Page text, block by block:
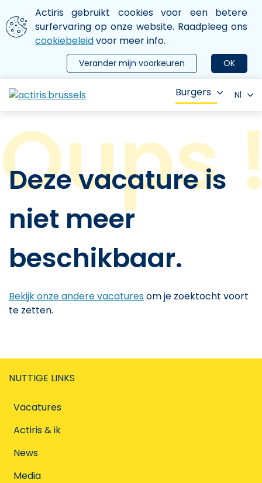
Aller au contenu principal
We gebruiken cookies
Actiris gebruikt cookies voor een betere
surfervaring op onze website. Raadpleeg ons
cookiebeleidvoor meer info.
OK
Verander mijn voorkeuren
le menu
Burgers Nl
Deze vacature is
niet meer
beschikbaar.
Bekijk onze andere vacaturesom je zoektocht voort
te zetten.
NUTTIGE LINKS
Vacatures
Actiris & ik
News
Media